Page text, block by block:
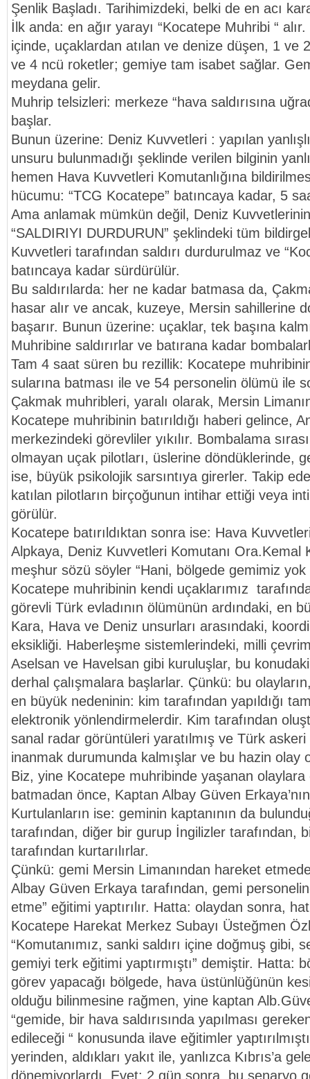
Şenlik Başladı. Tarihimizdeki, belki de en acı
İlk anda: en ağır yarayı “Kocatepe Muhribi “
içinde, uçaklardan atılan ve denize düşen, 1 ve
ve 4 ncü roketler; gemiye tam isabet sağlar.
meydana gelir.
Muhrip telsizleri: merkeze “hava saldırısına
başlar.
Bunun üzerine: Deniz Kuvvetleri : yapılan
unsuru bulunmadığı şeklinde verilen bilginin
hemen Hava Kuvvetleri Komutanlığına
hücumu: “TCG Kocatepe” batıncaya kadar, 5
Ama anlamak mümkün değil, Deniz
“SALDIRIYI DURDURUN” şeklindeki tüm
Kuvvetleri tarafından saldırı durdurulmaz ve
batıncaya kadar sürdürülür.
Bu saldırılarda: her ne kadar batmasa da,
hasar alır ve ancak, kuzeye, Mersin sahillerine
başarır. Bunun üzerine: uçaklar, tek başına
Muhribine saldırırlar ve batırana kadar
Tam 4 saat süren bu rezillik: Kocatepe
sularına batması ile ve 54 personelin ölümü ile
Çakmak muhribleri, yaralı olarak, Mersin
Kocatepe muhribinin batırıldığı haberi gelince,
merkezindeki görevliler yıkılır. Bombalama
olmayan uçak pilotları, üslerine döndüklerinde,
ise, büyük psikolojik sarsıntıya girerler. Takip
katılan pilotların birçoğunun intihar ettiği veya
görülür.
Kocatepe batırıldıktan sonra ise: Hava
Alpkaya, Deniz Kuvvetleri Komutanı Ora.Kemal
meşhur sözü söyler “Hani, bölgede gemimiz
Kocatepe muhribinin kendi uçaklarımız
görevli Türk evladının ölümünün ardındaki, en
Kara, Hava ve Deniz unsurları arasındaki,
eksikliği. Haberleşme sistemlerindeki, milli
Aselsan ve Havelsan gibi kuruluşlar, bu
derhal çalışmalara başlarlar. Çünkü: bu
en büyük nedeninin: kim tarafından yapıldığı
elektronik yönlendirmelerdir. Kim tarafından
sanal radar görüntüleri yaratılmış ve Türk
inanmak durumunda kalmışlar ve bu hazin olay
Biz, yine Kocatepe muhribinde yaşanan
batmadan önce, Kaptan Albay Güven
Kurtulanların ise: geminin kaptanının da
tarafından, diğer bir gurup İngilizler tarafından,
tarafından kurtarılırlar.
Çünkü: gemi Mersin Limanından hareket
Albay Güven Erkaya tarafından, gemi
etme” eğitimi yaptırılır. Hatta: olaydan sonra,
Kocatepe Harekat Merkez Subayı Üsteğmen
“Komutanımız, sanki saldırı içine doğmuş gibi,
gemiyi terk eğitimi yaptırmıştı” demiştir. Hatta:
görev yapacağı bölgede, hava üstünlüğünün
olduğu bilinmesine rağmen, yine kaptan
“gemide, bir hava saldırısında yapılması
edileceği “ konusunda ilave eğitimler
yerinden, aldıkları yakıt ile, yanlızca Kıbrıs’a
dönemiyorlardı. Evet: 2 gün sonra, bu senaryo